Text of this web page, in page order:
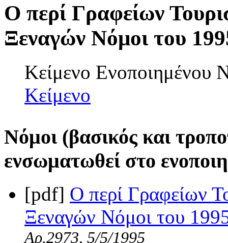
Ο περί Γραφείων
Ξεναγών Νόμοι του
Κείμενο
Κείμενο
Νόμοι (βασικός και
ενσωματωθεί στο
[pdf] Ο περί Γραφείων
Ξεναγών Νόμοι του